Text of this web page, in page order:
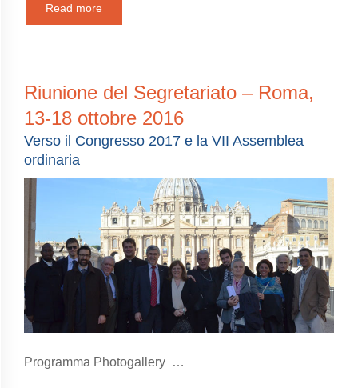
Read more
Riunione del Segretariato – Roma,
13-18 ottobre 2016
Verso il Congresso 2017 e la VII Assemblea
ordinaria
Programma Photogallery …